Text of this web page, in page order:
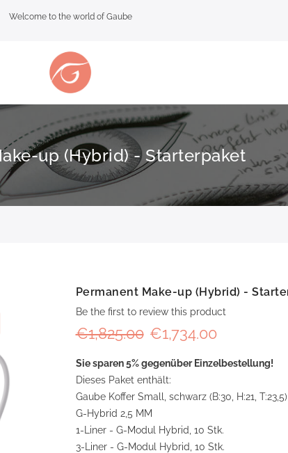
Welcome to the world of Gaube
up (Hybrid) - Starterpaket
Permanent Make-up (Hybrid) -
Be the first to review this product
€1,734.00
€1,825.00
Sie sparen 5% gegenüber Einzelbestellung!
Dieses Paket enthält:
Gaube Koffer Small, schwarz (B:30, H:21, T:23,5)
G-Hybrid 2,5 MM
1-Liner - G-Modul Hybrid, 10 Stk.
3-Liner - G-Modul Hybrid, 10 Stk.